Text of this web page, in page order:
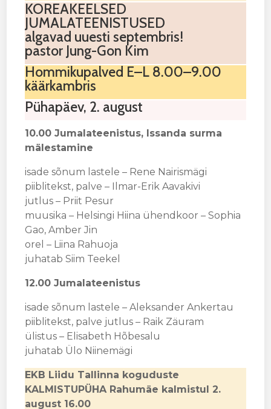
KOREAKEELSED
JUMALATEENISTUSED
algavad uuesti septembris!
pastor Jung-Gon Kim
Hommikupalved E–L 8.00–9.00
käärkambris
Pühapäev, 2. august
10.00 Jumalateenistus, Issanda surma
mälestamine
isade sõnum lastele – Rene Nairismägi
piiblitekst, palve – Ilmar-Erik Aavakivi
jutlus – Priit Pesur
muusika – Helsingi Hiina ühendkoor – Sophia
Gao, Amber Jin
orel – Liina Rahuoja
juhatab Siim Teekel
12.00 Jumalateenistus
isade sõnum lastele – Aleksander Ankertau
piiblitekst, palve jutlus – Raik Zäuram
ülistus – Elisabeth Hõbesalu
juhatab Ülo Niinemägi
EKB Liidu Tallinna koguduste
KALMISTUPÜHA Rahumäe kalmistul 2.
august 16.00